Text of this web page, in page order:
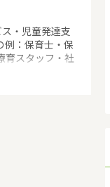
・児童発達支
例：保育士・保
育スタッフ・社